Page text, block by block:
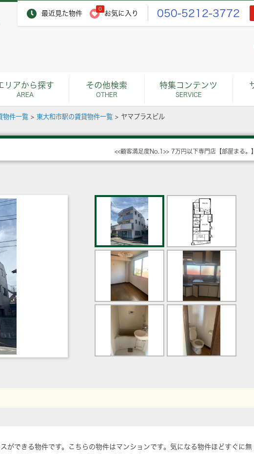
最近見た物件
0
お気に入り 050-5212-3772
リアから探す
AREA
その他検索
OTHER
特集コンテンツ
SERVICE
物件一覧 > 東大和市駅の賃貸物件一覧 > ヤマプラスビル
<<顧客満足度No.1>> 7万円以下専門店【部屋まる。】
ができる物件です。こちらの物件はマンションです。気になる物件ほどすぐに無